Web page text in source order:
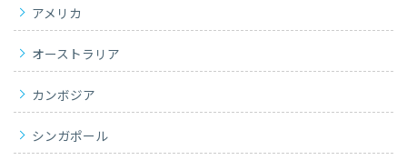
アメリカ
オーストラリア
カンボジア
シンガポール